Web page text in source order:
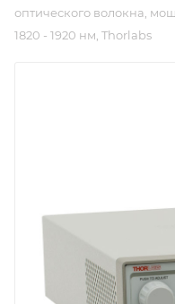
оптического волокна,
1820 - 1920 нм, Thorlabs